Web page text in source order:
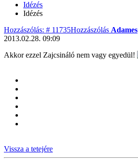
Idézés
Idézés
Hozzászólás: # 11735Hozzászólás Adames
2013.02.28. 09:09
Akkor ezzel Zajcsináló nem vagy egyedül!
Vissza a tetejére